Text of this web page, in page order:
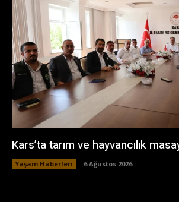
Kars’ta tarım ve hayvancılık
Yaşam Haberleri 6 Ağustos 2026